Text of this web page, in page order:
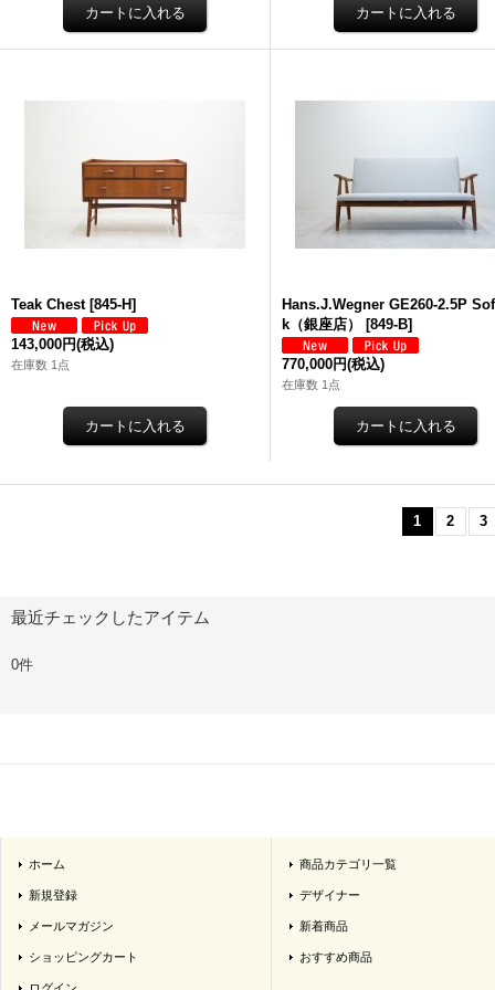
Teak Chest [845-H]
143,000円(税込)
在庫数 1点
Hans.J.Wegner GE260-2.5P
k（銀座店）
[849-B]
770,000円(税込)
在庫数 1点
1 2 3
最近チェックしたアイテム
0件
ホーム
新規登録
メールマガジン
ショッピングカート
商品カテゴリ一覧
デザイナー
新着商品
おすすめ商品